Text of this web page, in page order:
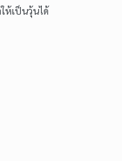
ห้เป็นวุ้นได้